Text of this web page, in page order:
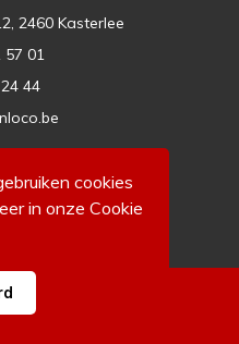
cookies
in onze Cookie
2460 Kasterlee
57 01
44
ons
voorwaarden